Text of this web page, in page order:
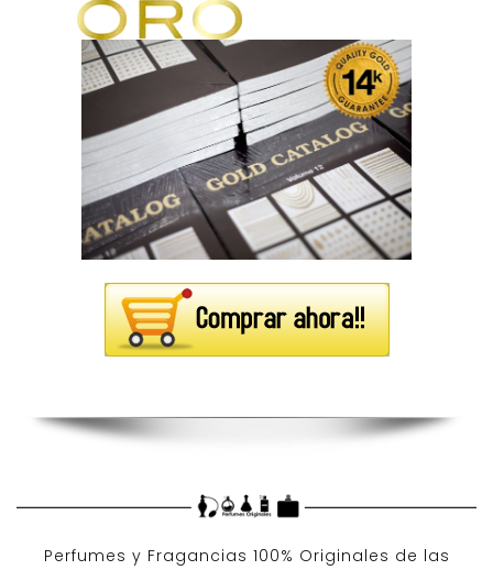
Perfumes y Fragancias 100% Originales de las